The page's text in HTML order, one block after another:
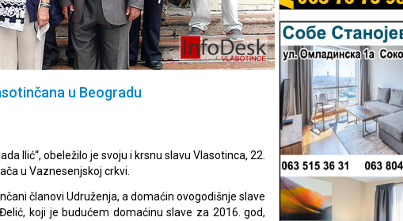
u Beogradu
Ilić“, obeležilo je svoju i krsnu slavu Vlasotinca, 22.
u Vaznesenjskoj crkvi.
članovi Udruženja, a domaćin ovogodišnje slave
koji je budućem domaćinu slave za 2016. god,